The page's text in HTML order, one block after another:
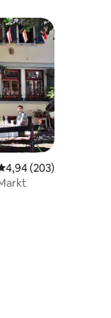
Bewertungen
4,94 (203)